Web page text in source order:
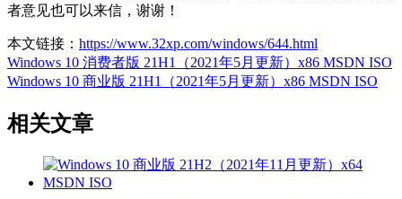
者意见也可以来信，谢谢！
本文链接： https://www.32xp.com/windows/644.html
Windows 10 消费者版 21H1（2021年5月更新）x86 MSDN ISO
Windows 10 商业版 21H1（2021年5月更新）x86 MSDN ISO
相关文章